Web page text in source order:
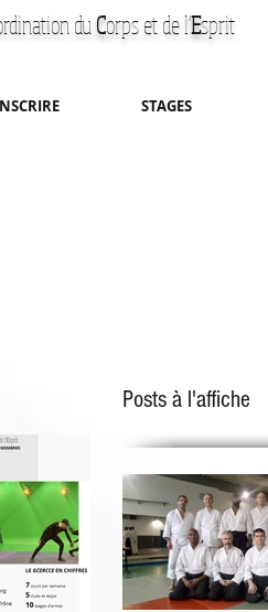
duCorps et de l'Esprit
STAGES
Posts à l'affiche
Posts Récents